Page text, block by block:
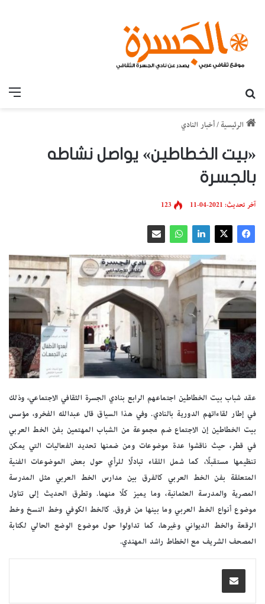
الرئيسية /أخبار النادي
«بيت الخطاطين» يواصل نشاطه
بالجسرة
آخر تحديث: 2021-04-11 123
عقد شباب بيت الخطاطين اجتماعهم الرابع بنادي الجسرة الثقافي الاجتماعي، وذلك
في إطار لقاءاتهم الدورية بالنادي. وفي هذا السياق قال عبدالله الفخرو، مؤسس
بيت الخطاطين إن الاجتماع ضم مجموعة من الشباب المهتمين بفن الخط العربي
في قطر، حيث ناقشوا عدة موضوعات ومن ضمنها تحديد الفعاليات التي يمكن
تنظيمها مستقبلًا، كما شمل اللقاء تبادلًا للرأي حول بعض الموضوعات الفنية
المتعلقة بفن الخط العربي كالفرق بين مدارس الخط العربي مثل المدرسة
المصرية والمدرسة العثمانية، وما يميز كلًا منهما. وتطرق الحديث إلى تناول
موضوع أنواع الخط العربي وما بينها من فروق. كالخط الكوفي وخط النسخ وخط
الرقعة والخط الديواني وغيرها، كما تداولوا حول موضوع الوضع الحالي لكتابة
المصحف الشريف مع الخطاط راشد المهندي.